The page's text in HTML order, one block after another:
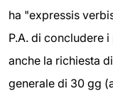
ha "expressis
P.A. di concludere
anche la richiesta
generale di 30 gg